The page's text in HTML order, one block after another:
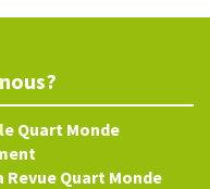
Quart Monde
Quart Monde